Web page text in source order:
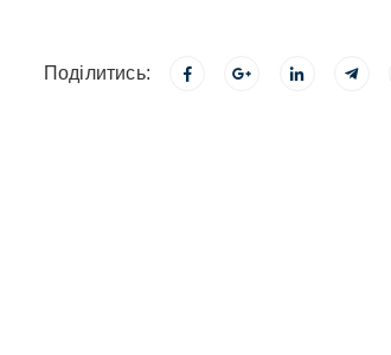
Поділитись: